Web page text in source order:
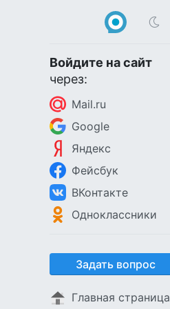
Войдите на сайт
через:
Mail.ru
Google
Яндекс
Фейсбук
ВКонтакте
Одноклассники
Задать вопрос
Главная страница